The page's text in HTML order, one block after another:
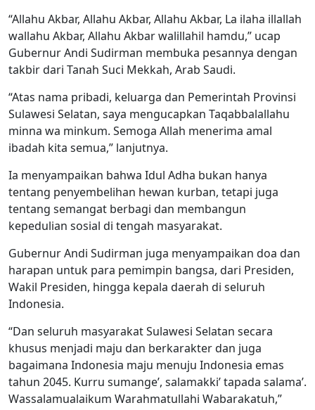
“Allahu Akbar, Allahu Akbar, Allahu Akbar, La ilaha illallah
wallahu Akbar, Allahu Akbar walillahil hamdu,” ucap
Gubernur Andi Sudirman membuka pesannya dengan
takbir dari Tanah Suci Mekkah, Arab Saudi.
“Atas nama pribadi, keluarga dan Pemerintah Provinsi
Sulawesi Selatan, saya mengucapkan Taqabbalallahu
minna wa minkum. Semoga Allah menerima amal
ibadah kita semua,” lanjutnya.
Ia menyampaikan bahwa Idul Adha bukan hanya
tentang penyembelihan hewan kurban, tetapi juga
tentang semangat berbagi dan membangun
kepedulian sosial di tengah masyarakat.
Gubernur Andi Sudirman juga menyampaikan doa dan
harapan untuk para pemimpin bangsa, dari Presiden,
Wakil Presiden, hingga kepala daerah di seluruh
Indonesia.
“Dan seluruh masyarakat Sulawesi Selatan secara
khusus menjadi maju dan berkarakter dan juga
bagaimana Indonesia maju menuju Indonesia emas
tahun 2045. Kurru sumange’, salamakki’ tapada salama’.
Wassalamualaikum Warahmatullahi Wabarakatuh,”